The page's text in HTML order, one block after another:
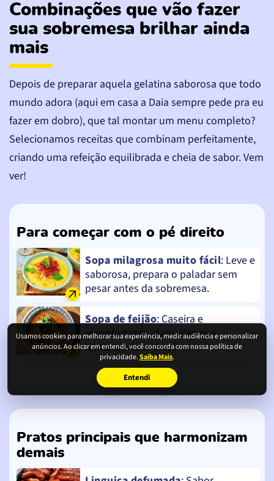
Usamos cookies para melhorar sua experiência, medir audiência e personalizar
anúncios. Ao clicar em entendi, você concorda com nossa política de
privacidade.Saiba Mais.
Entendi
Combinações que vão fazer
sua sobremesa brilhar ainda
mais
Depois de preparar aquela gelatina saborosa que todo
mundo adora (aqui em casa a Daia sempre pede pra eu
fazer em dobro), que tal montar um menu completo?
Selecionamos receitas que combinam perfeitamente,
criando uma refeição equilibrada e cheia de sabor. Vem
ver!
Para começar com o pé direito
Sopa milagrosa muito fácil: Leve e
saborosa, prepara o paladar sem
pesar antes da sobremesa.
Sopa de feijão: Caseira e
reconfortante, daquelas que
lembram casa de vó.
Pratos principais que harmonizam
demais